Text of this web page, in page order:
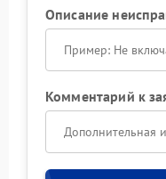
Описание
Комментарий к